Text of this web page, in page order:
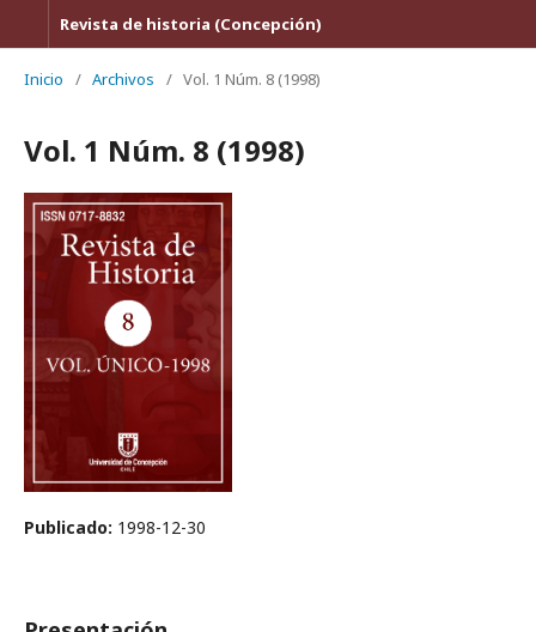
Revista de historia (Concepción)
Inicio / Archivos / Vol. 1 Núm. 8 (1998)
Vol. 1 Núm. 8 (1998)
Publicado: 1998-12-30